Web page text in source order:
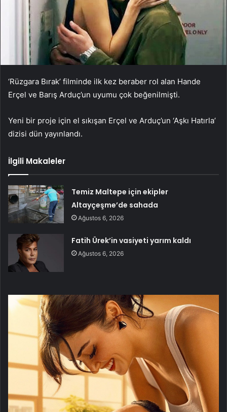
‘Rüzgara Bırak’ filminde ilk kez beraber rol alan Hande
Erçel ve Barış Arduç’un uyumu çok beğenilmişti.
Yeni bir proje için el sıkışan Erçel ve Arduç’un ‘Aşkı Hatırla’
dizisi dün yayınlandı.
İlgili Makaleler
Temiz Maltepe için ekipler
Altayçeşme’de sahada
Ağustos 6, 2026
Fatih Ürek’in vasiyeti yarım kaldı
Ağustos 6, 2026